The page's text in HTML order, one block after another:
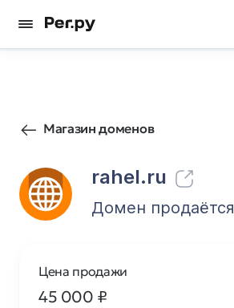
Магазин доменов
rahel.ru
Домен продаётся
Цена продажи
45 000 ₽